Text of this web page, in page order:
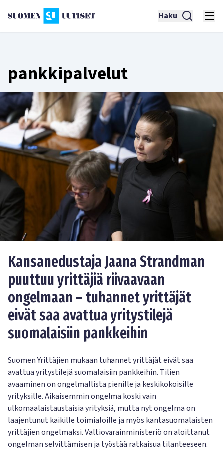
Haku
pankkipalvelut
Kansanedustaja Jaana Strandman
puuttuu yrittäjiä riivaavaan
ongelmaan – tuhannet yrittäjät
eivät saa avattua yritystilejä
suomalaisiin pankkeihin
Suomen Yrittäjien mukaan tuhannet yrittäjät eivät saa
avattua yritystilejä suomalaisiin pankkeihin. Tilien
avaaminen on ongelmallista pienille ja keskikokoisille
yrityksille. Aikaisemmin ongelma koski vain
ulkomaalaistaustaisia yrityksiä, mutta nyt ongelma on
laajentunut kaikille toimialoille ja myös kantasuomalaisten
yrittäjien ongelmaksi. Valtiovarainministeriö on aloittanut
ongelman selvittämisen ja työstää ratkaisua tilanteeseen.